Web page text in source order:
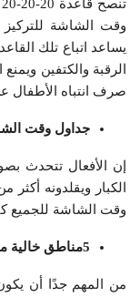
يساعد اتباع تلك
الرقبة والكتفين
صرف انتباه
جداول وقت
إن الأفعال تتحدث
الكبار ويقلدونه
وقت الشاشة للجميع
5مناطق خالية من الشاشات:
من المهم جدًا أن